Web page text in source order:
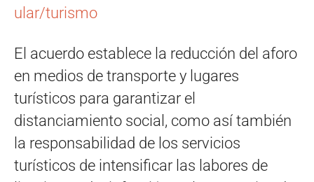
ular/turismo
El acuerdo establece la reducción del aforo
en medios de transporte y lugares
turísticos para garantizar el
distanciamiento social, como así también
la responsabilidad de los servicios
turísticos de intensificar las labores de